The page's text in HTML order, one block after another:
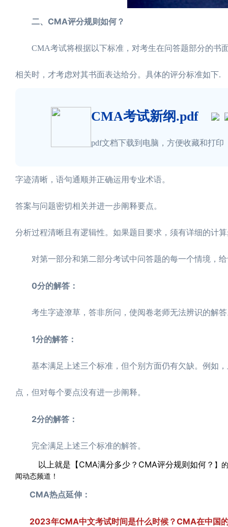
二、CMA评分规则如何？
CMA考试将根据以下标准，对考生在问答题部分的书
相关时，才考虑对其书面表达给分。具体的评分标准如下.
CMA考试新纲.pdf
pdf文档下载到电脑，方便收藏和打印
字迹清晰，语句通顺并正确运用专业术语。
答案与问题密切相关并进一步阐释要点。
分析过程清晰且有逻辑性。如果题目要求，须有详细的计
对第一部分和第二部分考试中问答题的每一个情境，给
0分的解答：
考生字迹潦草，答非所问，使阅卷老师无法辨识的解答
1分的解答：
基本满足上述三个标准，但个别方面仍有欠缺。例如，
点，但对每个要点没有进一步阐释。
2分的解答：
完全满足上述三个标准的解答。
以上就是【CMA满分多少？CMA评分规则如何？ 】
闻动态频道！
CMA热点延伸：
2023年CMA中文考试时间是什么时候？CMA在中国